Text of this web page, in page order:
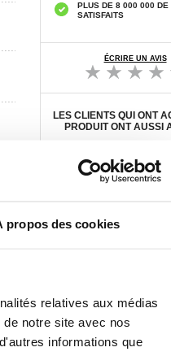
propos des cookies
relatives aux médias
notre site avec nos
informations que
PLUS DE 8 000 000 DE
SATISFAITS
ÉCRIRE UN AVIS
LES CLIENTS QUI ONT
PRODUIT ONT AUSSI
Protecteur
XR /
Protecteur
d'écran iPhone